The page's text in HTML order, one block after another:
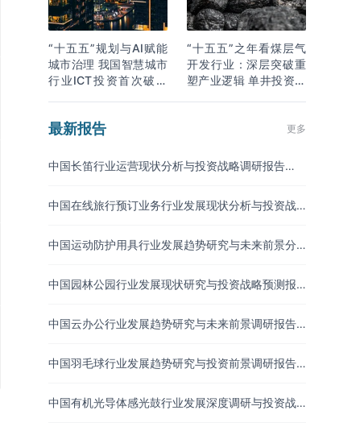
“十五五”规划与AI赋能
城市治理 我国智慧城市
行业ICT投资首次破万
“十五五”之年看煤层气
开发行业：深层突破重
塑产业逻辑 单井投资成
最新报告 更多
中国长笛行业运营现状分析与投资战略调研报告
中国在线旅行预订业务行业发展现状分析与投资战
中国运动防护用具行业发展趋势研究与未来前景分
中国园林公园行业发展现状研究与投资战略预测报
中国云办公行业发展趋势研究与未来前景调研报告
中国羽毛球行业发展趋势研究与投资前景调研报告
中国有机光导体感光鼓行业发展深度调研与投资战